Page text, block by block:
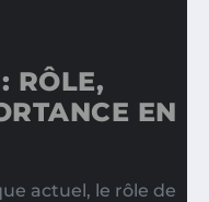
RÔLE,
EN
actuel, le rôle de